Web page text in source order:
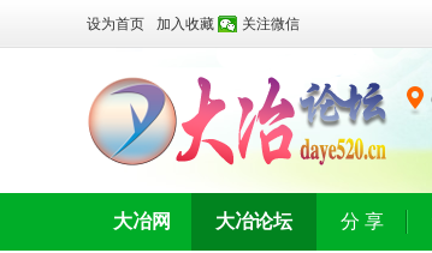
设为首页 加入收藏 关注微信
大冶网 大冶论坛 分 享